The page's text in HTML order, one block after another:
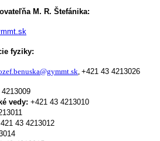
M. R. Štefánika:
fyziky:
+421 43 4213026
vedy: +421 43 4213010
43 4213012